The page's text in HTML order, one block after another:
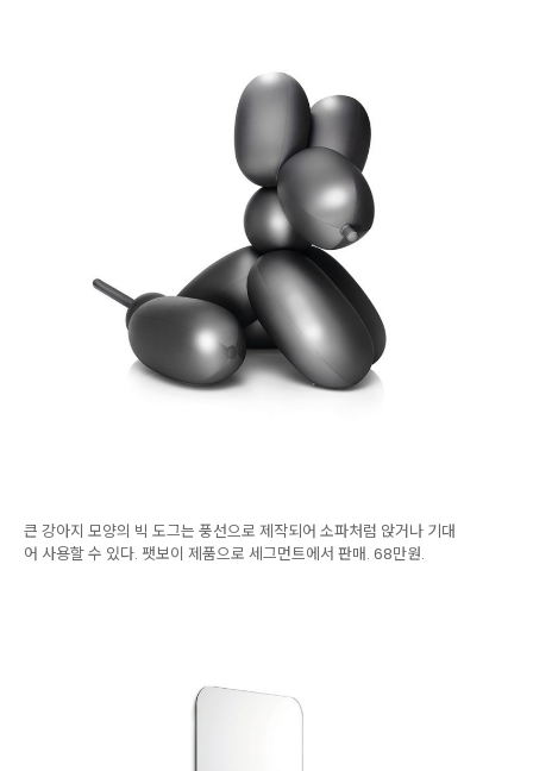
큰 강아지 모양의 빅 도그는 풍선으로 제작되어 소파처럼 앉거나 기대
어 사용할 수 있다. 팻보이 제품으로 세그먼트에서 판매. 68만원.